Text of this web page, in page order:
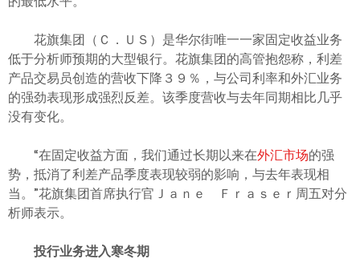
花旗集团（Ｃ．ＵＳ）是华尔街唯一一家固定收益业务
低于分析师预期的大型银行。花旗集团的高管抱怨称，利差
产品交易员创造的营收下降３９％，与公司利率和外汇业务
的强劲表现形成强烈反差。该季度营收与去年同期相比几乎
没有变化。
“在固定收益方面，我们通过长期以来在外汇市场的强
势，抵消了利差产品季度表现较弱的影响，与去年表现相
当。”花旗集团首席执行官Ｊａｎｅ Ｆｒａｓｅｒ周五对分
析师表示。
投行业务进入寒冬期